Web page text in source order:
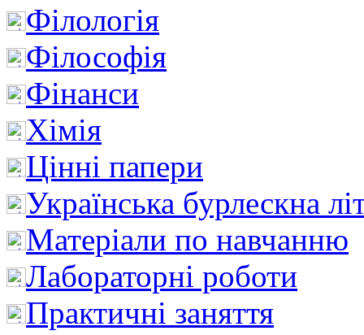
Філологія
Філософія
Фінанси
Хімія
Цінні папери
Українська бурлескна
Матеріали по навчанню
Лабораторні роботи
Практичні заняття